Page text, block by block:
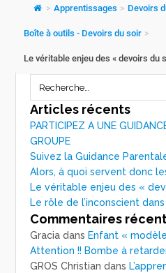
> Apprentissages > Devoirs
Boîte à outils - Devoirs du soir >
Le véritable enjeu des « devoirs du
Articles récents
PARTICIPEZ A UNE
GROUPE
Suivez la Guidance
Alors, à quoi servent donc
Le véritable enjeu des «
Le rôle de l’inconscient
Commentaires
Gracia dans Enfant «
Attention !! Bombe à
GROS Christian dans